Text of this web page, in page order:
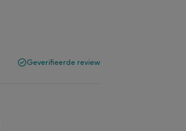
Geverifieerde review